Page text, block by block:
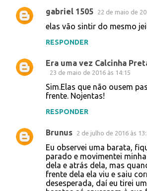
gabriel 1505 22 de maio de
elas vão sintir do mesmo
RESPONDER
Era uma vez Calcinha
23 de maio de 2016 às 14:15
Sim.Elas que não ousem
frente. Nojentas!
RESPONDER
Brunus 2 de julho de 2016 às
Eu observei uma barata,
parado e movimentei
dela e atrás dela, mas
frente dela ela viu e saiu
desesperada, daí eu tirei